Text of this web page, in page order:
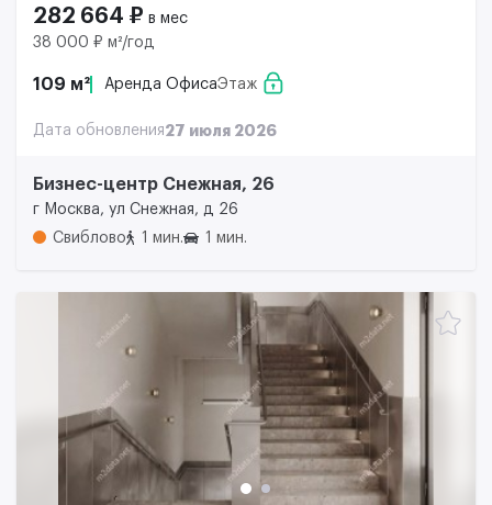
282 664 ₽ в мес
38 000 ₽ м²/год
109 м² Аренда ОфисаЭтаж
Дата обновления27 июля 2026
Бизнес-центр Снежная, 26
г Москва, ул Снежная, д 26
Свиблово
1 мин. 1 мин.